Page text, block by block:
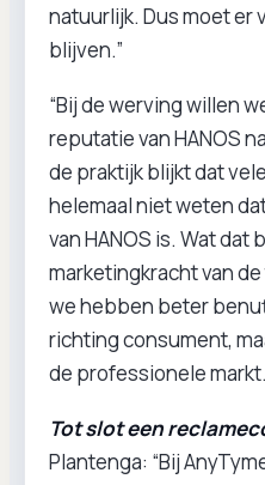
natuurlijk. Dus moet er
blijven.”
“Bij de werving willen
reputatie van HANOS
de praktijk blijkt dat
helemaal niet weten
van HANOS is. Wat
marketingkracht van
we hebben beter
richting consument,
de professionele
Tot slot een
Plantenga: “Bij